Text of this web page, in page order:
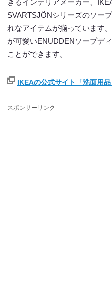
SVARTSJÖNシリーズのソー
れなアイテムが揃っています
が可愛いENUDDENソープデ
ことができます。
IKEAの公式サイト「洗面用
スポンサーリンク